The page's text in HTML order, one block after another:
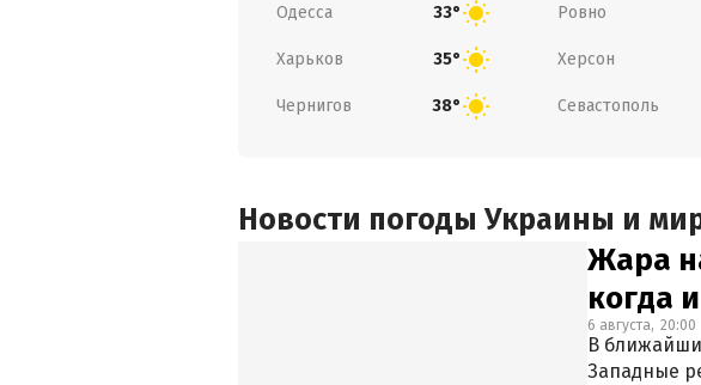
Одесса 33° Ровно
Харьков 35° Херсон
Чернигов 38° Севастополь
Новости погоды Украины и
Жара
когда
6 августа, 20:00
В
Западные